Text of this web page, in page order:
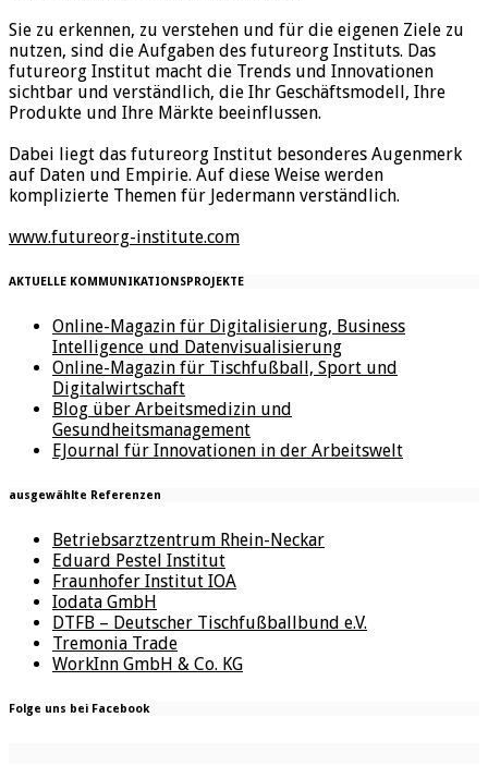
Sie zu erkennen, zu verstehen und für die eigenen Ziele zu
nutzen, sind die Aufgaben des futureorg Instituts. Das
futureorg Institut macht die Trends und Innovationen
sichtbar und verständlich, die Ihr Geschäftsmodell, Ihre
Produkte und Ihre Märkte beeinflussen.
Dabei liegt das futureorg Institut besonderes Augenmerk
auf Daten und Empirie. Auf diese Weise werden
komplizierte Themen für Jedermann verständlich.
www.futureorg-institute.com
AKTUELLE KOMMUNIKATIONSPROJEKTE
Online-Magazin für Digitalisierung, Business
Intelligence und Datenvisualisierung
Online-Magazin für Tischfußball, Sport und
Digitalwirtschaft
Blog über Arbeitsmedizin und
Gesundheitsmanagement
EJournal für Innovationen in der Arbeitswelt
ausgewählte Referenzen
Betriebsarztzentrum Rhein-Neckar
Eduard Pestel Institut
Fraunhofer Institut IOA
Iodata GmbH
DTFB – Deutscher Tischfußballbund e.V.
Tremonia Trade
WorkInn GmbH & Co. KG
Folge uns bei Facebook